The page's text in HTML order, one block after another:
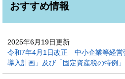
おすすめ情報
2025年6月19日更新
令和7年4月1日改正 中小企業等経営
導入計画」及び「固定資産税の特例